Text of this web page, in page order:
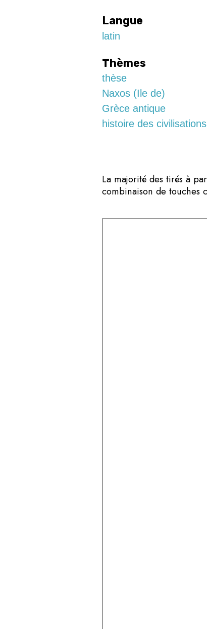
Langue
latin
Thèmes
thèse
Naxos (Ile de)
Grèce antique
histoire des civilisations